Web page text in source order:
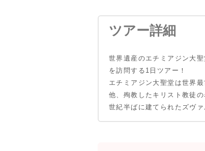
ツアー詳細
世界遺産のエチミアジン大
を訪問する1日ツアー！
エチミアジン大聖堂は世界
他、殉教したキリスト教徒
世紀半ばに建てられたズヴ